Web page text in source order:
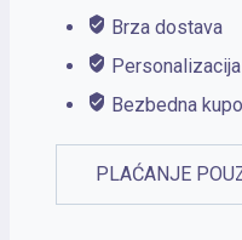
Brza dostava
Bezbedna
PLAĆANJE